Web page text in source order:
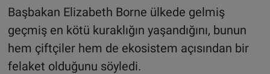
Başbakan Elizabeth Borne ülkede gelmiş
geçmiş en kötü kuraklığın yaşandığını, bunun
hem çiftçiler hem de ekosistem açısından bir
felaket olduğunu söyledi.